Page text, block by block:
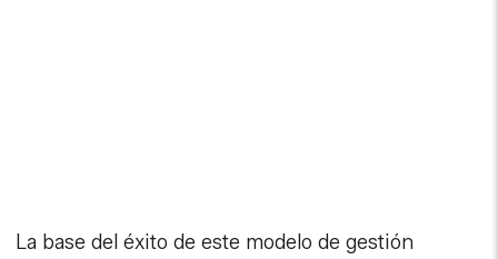
La base del éxito de este modelo de gestión